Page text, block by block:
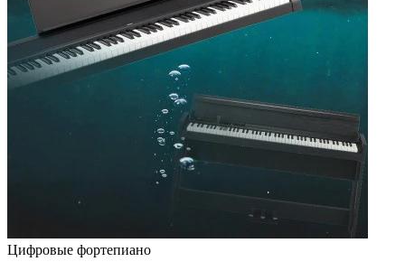
Цифровые фортепиано